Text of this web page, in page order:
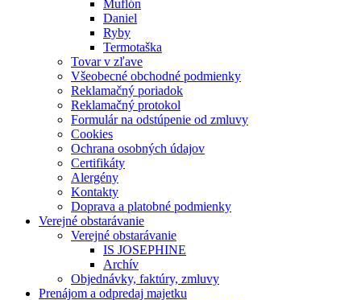
Muflón
Daniel
Ryby
Termotaška
Tovar v zľave
Všeobecné obchodné podmienky
Reklamačný poriadok
Reklamačný protokol
Formulár na odstúpenie od zmluvy
Cookies
Ochrana osobných údajov
Certifikáty
Alergény
Kontakty
Doprava a platobné podmienky
Verejné obstarávanie
Verejné obstarávanie
IS JOSEPHINE
Archív
Objednávky, faktúry, zmluvy
Prenájom a odpredaj majetku